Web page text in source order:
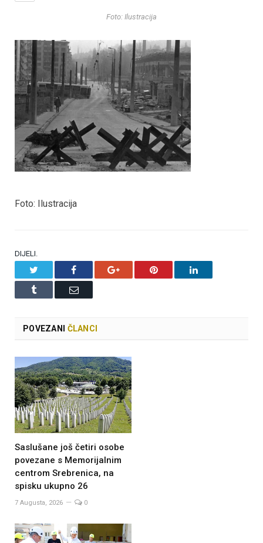
Foto: Ilustracija
Foto: Ilustracija
DIJELI.
Facebook Google+ Pinterest LinkedIn
Tumblr Email
POVEZANI ČLANCI
Saslušane još četiri osobe
povezane s Memorijalnim
centrom Srebrenica, na
spisku ukupno 26
7 Augusta, 2026 0